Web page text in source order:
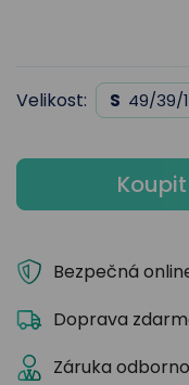
Velikost: S 49/39/
Bezpečná
Doprava
Záruka